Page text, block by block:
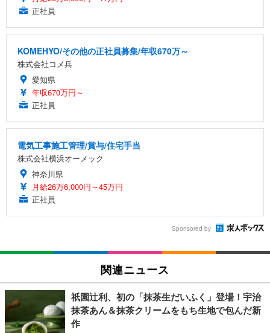
正社員
KOMEHYO/その他の正社員募集/年収670万～
株式会社コメ兵
愛知県
年収670万円～
正社員
電気工事施工管理/賞与/住宅手当
株式会社横浜オーメック
神奈川県
月給26万6,000円～45万円
正社員
Sponsored by
関連ニュース
祇園辻利、初の「抹茶生だいふく」登場！宇治
抹茶あん＆抹茶クリームをもち生地で包んだ新
作